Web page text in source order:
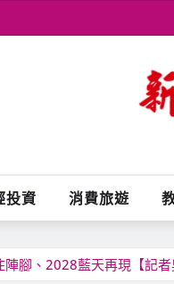
投資 消費旅遊
腳、2028藍天再現【記者